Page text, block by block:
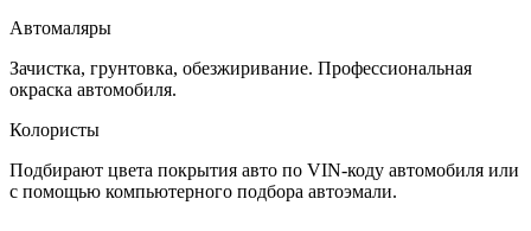
Автомаляры
Зачистка, грунтовка, обезжиривание. Профессиональная
окраска автомобиля.
Колористы
Подбирают цвета покрытия авто по VIN-коду автомобиля или
с помощью компьютерного подбора автоэмали.